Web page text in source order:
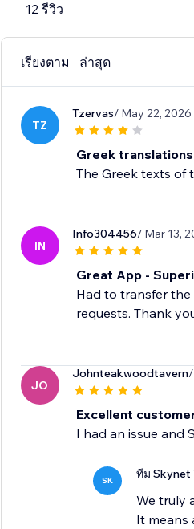
12 รีวิว
เรียงตาม ล่าสุด
TZ
Tzervas/ May 22, 2026
Greek
The Greek texts of
IN
Info304456/ Mar 13,
Great App -
Had to transfer
requests. Thank
JO
Johnteakwoodtavern/
Excellent
I had an issue and
SK ทีม Skynet
We truly
It means